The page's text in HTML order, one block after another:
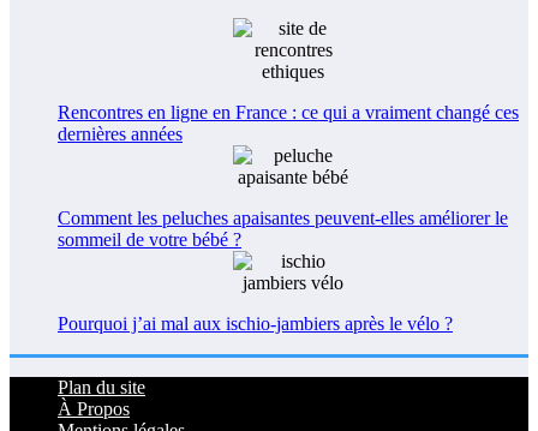
Rencontres en ligne en France : ce qui a vraiment changé ces
dernières années
Comment les peluches apaisantes peuvent-elles améliorer le
sommeil de votre bébé ?
Pourquoi j’ai mal aux ischio-jambiers après le vélo ?
Plan du site
À Propos